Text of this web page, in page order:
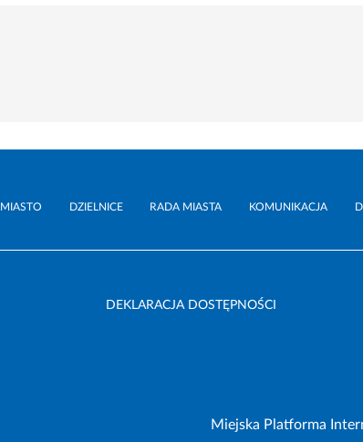
MIASTO DZIELNICE RADA MIASTA KOMUNIKACJA
DEKLARACJA DOSTĘPNOŚCI
Miejska Platforma